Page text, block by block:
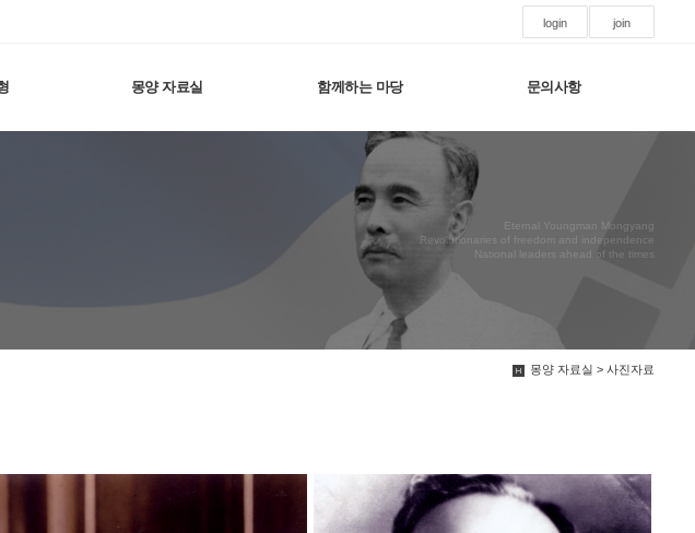
login join
몽양 자료실 함께하는 마당 문의사항
Eternal Youngman Mongyang
Revolutionaries of freedom and independence
National leaders ahead of the times
몽양 자료실 > 사진자료